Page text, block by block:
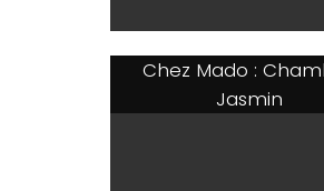
Chez Mado :
Jasmin